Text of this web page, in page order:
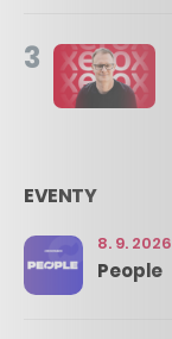
3
EVENTY
8. 9. 2026
People